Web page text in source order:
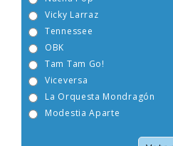
Nacha Pop
Vicky Larraz
La Orquesta Mondragón
Modestia Aparte